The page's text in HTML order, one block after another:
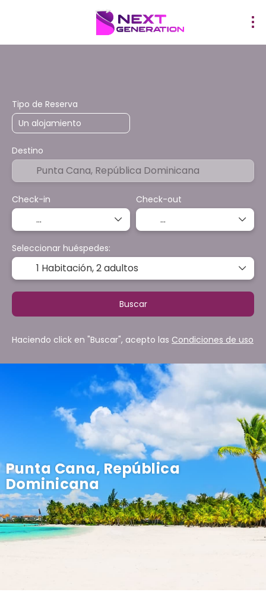
Punta Cana, República
Dominicana
Tipo de Reserva
Destino
Check-in Check-out
Seleccionar huéspedes:
1 Habitación,2 adultos
Buscar
Haciendo click en "Buscar", acepto las Condiciones de uso